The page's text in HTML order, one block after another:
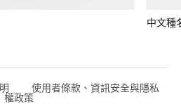
中文種
使用者條款、資訊安全與隱私
權政策